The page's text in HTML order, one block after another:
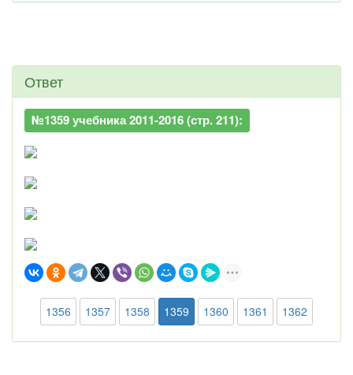
Ответ
№1359 учебника 2011-2016 (стр. 211):
1356 1357 1358 1359 1360 1361 1362